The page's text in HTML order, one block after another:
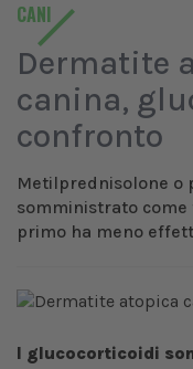
CANI
Dermatite
canina,
confronto
Metilprednisolone o
somministrato
primo ha meno
I glucocorticoidi